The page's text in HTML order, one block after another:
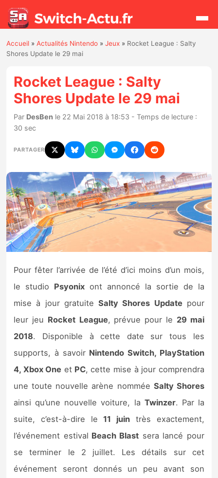
Actualités
Jeux
Hardware
Chiffres de ventes
Rumeurs
Nintendo Direct
Tests et previews
Tests de jeux
Tests d’accessoires
Autres tests
Previews
Précommandes
Précommandes jeux Switch 2
Sorties de jeux
Accueil »Actualités Nintendo »Jeux » Rocket League : Salty
Shores Update le 29 mai
Rocket League : Salty
Shores Update le 29 mai
Par DesBen le 22 Mai 2018 à 18:53 - Temps de lecture :
30 sec
PARTAGER
Pour fêter l’arrivée de l’été d’ici moins d’un mois,
le studio Psyonix ont annoncé la sortie de la
mise à jour gratuiteSalty Shores Updatepour
leur jeu Rocket League, prévue pour le 29 mai
2018. Disponible à cette date sur tous les
supports, à savoir Nintendo Switch, PlayStation
4, Xbox One et PC, cette mise à jour comprendra
une toute nouvelle arène nommée Salty Shores
ainsi qu’une nouvelle voiture, la Twinzer. Par la
suite, c’est-à-dire le11 juin très exactement,
l’événement estival Beach Blast sera lancé pour
se terminer le 2 juillet. Les détails sur cet
événement seront donnés un peu avant son